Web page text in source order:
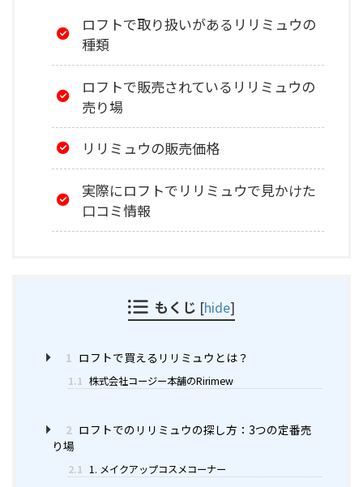
ロフトで取り扱いがあるリリミュウの
種類
ロフトで販売されているリリミュウの
売り場
リリミュウの販売価格
実際にロフトでリリミュウで見かけた
口コミ情報
もくじ [hide]
1 ロフトで買えるリリミュウとは？
1.1 株式会社コージー本舗のRirimew
2 ロフトでのリリミュウの探し方：3つの定番売
り場
2.1 1. メイクアップコスメコーナー